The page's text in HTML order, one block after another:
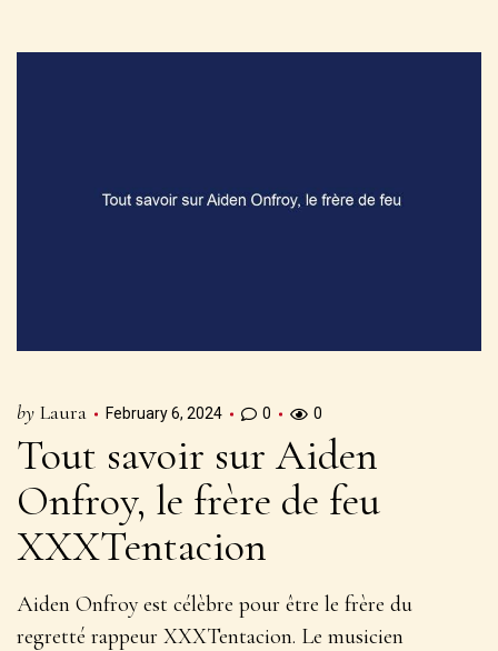
by Laura February 6, 2024 0 0
Tout savoir sur Aiden
Onfroy, le frère de feu
XXXTentacion
Aiden Onfroy est célèbre pour être le frère du
regretté rappeur XXXTentacion. Le musicien